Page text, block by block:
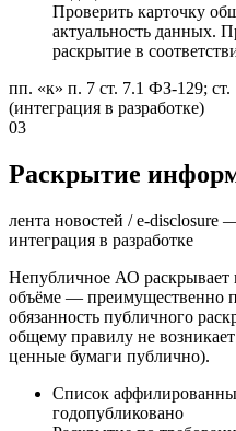
Проверить карточку
актуальность данных.
раскрытие в
пп. «к» п. 7 ст. 7.1 ФЗ-129;
(интеграция в разработке)
03
Раскрытие
лента новостей / e-
интеграция в разработке
Непубличное АО
объёме — преимущественно
обязанность публичного
общему правилу не
ценные бумаги публично).
Список
годопубликовано